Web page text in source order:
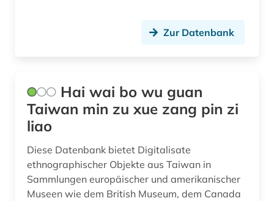
Zur Datenbank
Hai wai bo wu guan
Taiwan min zu xue zang pin zi
liao
Diese Datenbank bietet Digitalisate
ethnographischer Objekte aus Taiwan in
Sammlungen europäischer und amerikanischer
Museen wie dem British Museum, dem Canada